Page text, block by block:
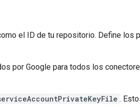
el ID de tu repositorio. Define los
por Google para todos los
.